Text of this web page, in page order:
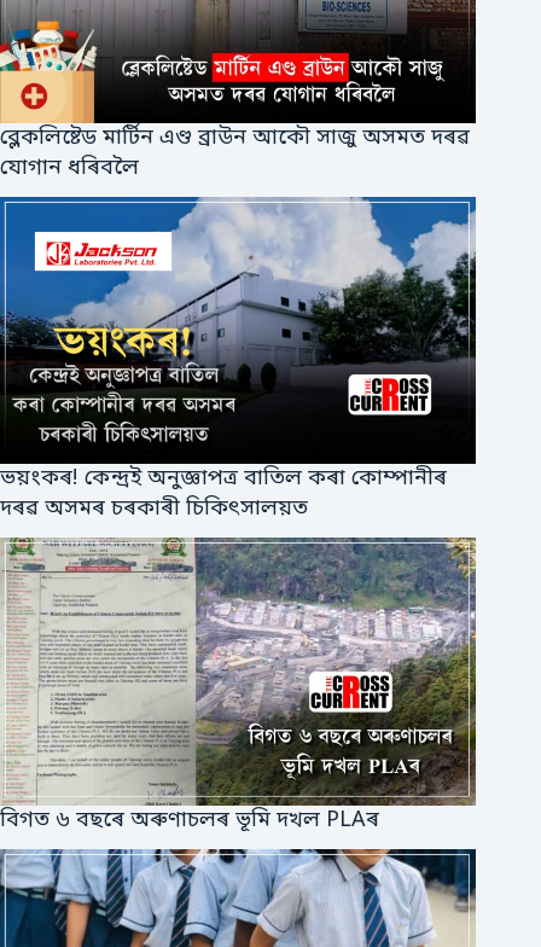
ব্লেকলিষ্টেড মাৰ্টিন এণ্ড ব্ৰাউন আকৌ সাজু অসমত দৰৱ
যোগান ধৰিবলৈ
ভয়ংকৰ! কেন্দ্ৰই অনুজ্ঞাপত্ৰ বাতিল কৰা কোম্পানীৰ
দৰৱ অসমৰ চৰকাৰী চিকিৎসালয়ত
বিগত ৬ বছৰে অৰুণাচলৰ ভূমি দখল PLAৰ